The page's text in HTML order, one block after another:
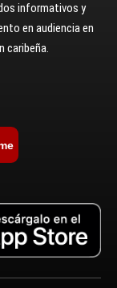
informativos y
en audiencia en
caribeña.